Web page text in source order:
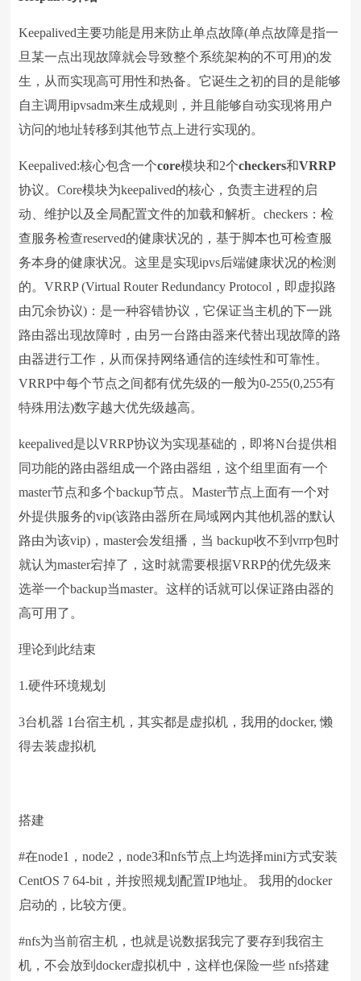
Keepalived主要功能是用来防止单点故障(单点故障是指一
旦某一点出现故障就会导致整个系统架构的不可用)的发
生，从而实现高可用性和热备。它诞生之初的目的是能够
自主调用ipvsadm来生成规则，并且能够自动实现将用户
访问的地址转移到其他节点上进行实现的。
Keepalived:核心包含一个core模块和2个checkers和VRRP
协议。Core模块为keepalived的核心，负责主进程的启
动、维护以及全局配置文件的加载和解析。checkers：检
查服务检查reserved的健康状况的，基于脚本也可检查服
务本身的健康状况。这里是实现ipvs后端健康状况的检测
的。VRRP (Virtual Router Redundancy Protocol，即虚拟路
由冗余协议)：是一种容错协议，它保证当主机的下一跳
路由器出现故障时，由另一台路由器来代替出现故障的路
由器进行工作，从而保持网络通信的连续性和可靠性。
VRRP中每个节点之间都有优先级的一般为0-255(0,255有
特殊用法)数字越大优先级越高。
keepalived是以VRRP协议为实现基础的，即将N台提供相
同功能的路由器组成一个路由器组，这个组里面有一个
master节点和多个backup节点。Master节点上面有一个对
外提供服务的vip(该路由器所在局域网内其他机器的默认
路由为该vip)，master会发组播，当 backup收不到vrrp包时
就认为master宕掉了，这时就需要根据VRRP的优先级来
选举一个backup当master。这样的话就可以保证路由器的
高可用了。
理论到此结束
1.硬件环境规划
3台机器 1台宿主机，其实都是虚拟机，我用的docker, 懒
得去装虚拟机
搭建
#在node1，node2，node3和nfs节点上均选择mini方式安装
CentOS 7 64-bit，并按照规划配置IP地址。 我用的docker
启动的，比较方便。
#nfs为当前宿主机，也就是说数据我完了要存到我宿主
机，不会放到docker虚拟机中，这样也保险一些 nfs搭建